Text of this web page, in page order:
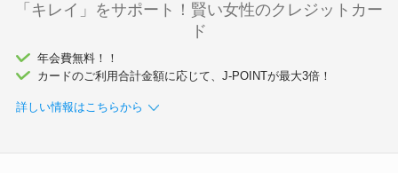
法人のお客様
加盟店のお客様
「キレイ」をサポート！賢い女性のクレジットカー
ド
年会費無料！！
カードのご利用合計金額に応じて、J-POINTが最大3倍！
詳しい情報はこちらから